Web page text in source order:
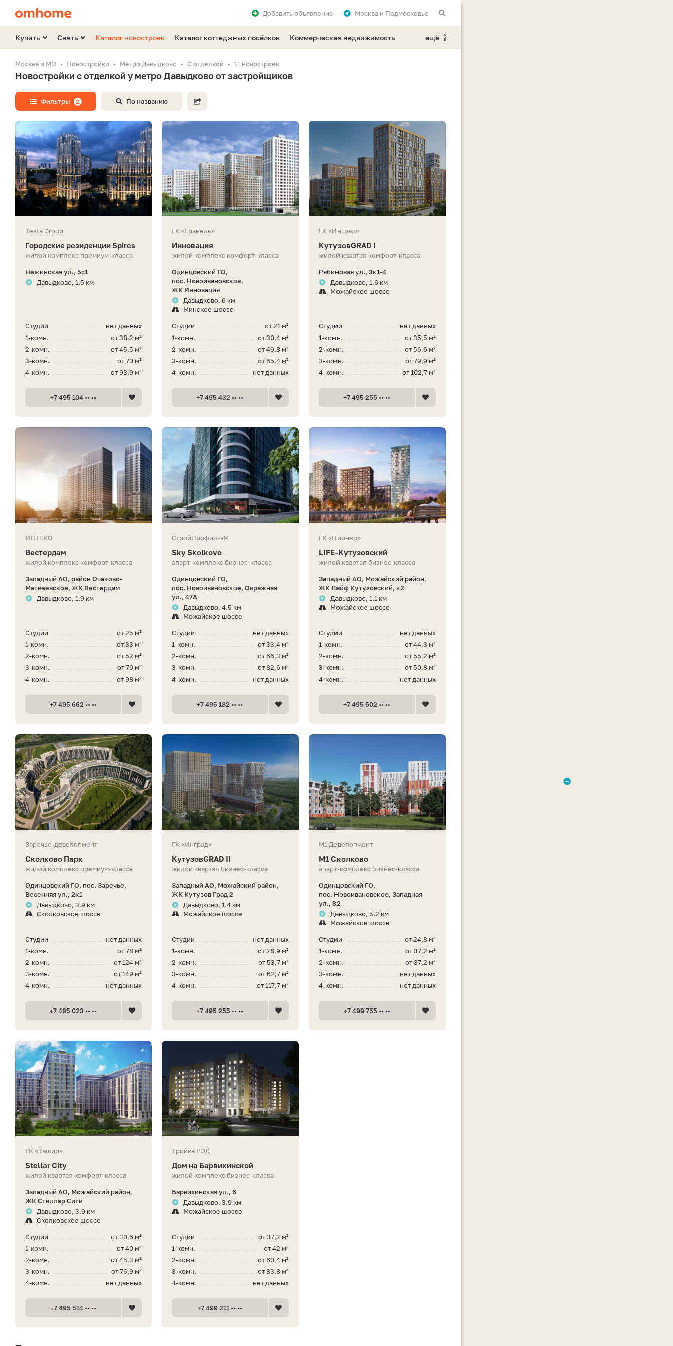
Москва и Подмосковье
Добавитьобъявление
Купить Снять Каталог новостроек Каталог коттеджных посёлков Коммерческая недвижимость ещё
Москва и МО Новостройки Метро Давыдково С отделкой 11 новостроек
Новостройки с отделкой у метро Давыдково от застройщиков
Фильтры 2 По названию
Tekta Group
Городские резиденции Spires
жилой комплекс премиум-класса
Нежинская ул., 5с1
Давыдково, 1.5 км
нет данных
Студии
от 38,2 м²
1-комн.
от 45,5 м²
2-комн.
от 70 м²
3-комн.
от 93,9 м²
4-комн.
+7 495 104 •• ••
ГК «Гранель»
Инновация
жилой комплекс комфорт-класса
Одинцовский ГО,
пос. Новоивановское,
ЖК Инновация
Давыдково, 6 км
Минское шоссе
от 21 м²
Студии
от 30,4 м²
1-комн.
от 49,8 м²
2-комн.
от 65,4 м²
3-комн.
нет данных
4-комн.
+7 495 432 •• ••
ГК «Инград»
КутузовGRAD I
жилой квартал комфорт-класса
Рябиновая ул., 3к1-4
Давыдково, 1.6 км
Можайское шоссе
нет данных
Студии
от 35,5 м²
1-комн.
от 56,6 м²
2-комн.
от 79,9 м²
3-комн.
от 102,7 м²
4-комн.
+7 495 255 •• ••
ИНТЕКО
Вестердам
жилой комплекс комфорт-класса
Западный АО, район Очаково-
Матвеевское, ЖК Вестердам
Давыдково, 1.9 км
от 25 м²
Студии
от 33 м²
1-комн.
от 52 м²
2-комн.
от 79 м²
3-комн.
от 98 м²
4-комн.
+7 495 662 •• ••
СтройПрофиль-М
Sky Skolkovo
апарт-комплекс бизнес-класса
Одинцовский ГО,
пос. Новоивановское, Овражная
ул., 47А
Давыдково, 4.5 км
Можайское шоссе
нет данных
Студии
от 33,4 м²
1-комн.
от 66,3 м²
2-комн.
от 82,6 м²
3-комн.
нет данных
4-комн.
+7 495 182 •• ••
ГК «Пионер»
LIFE-Кутузовский
жилой квартал бизнес-класса
Западный АО, Можайский район,
ЖК Лайф Кутузовский, к2
Давыдково, 1.1 км
Можайское шоссе
нет данных
Студии
от 44,3 м²
1-комн.
от 55,2 м²
2-комн.
от 50,8 м²
3-комн.
нет данных
4-комн.
+7 495 502 •• ••
Заречье-девелопмент
Сколково Парк
жилой комплекс премиум-класса
Одинцовский ГО, пос. Заречье,
Весенняя ул., 2к1
Давыдково, 3.9 км
Сколковское шоссе
нет данных
Студии
от 78 м²
1-комн.
от 124 м²
2-комн.
от 149 м²
3-комн.
нет данных
4-комн.
+7 495 023 •• ••
ГК «Инград»
КутузовGRAD II
жилой квартал бизнес-класса
Западный АО, Можайский район,
ЖК Кутузов Град 2
Давыдково, 1.4 км
Можайское шоссе
нет данных
Студии
от 28,9 м²
1-комн.
от 53,7 м²
2-комн.
от 62,7 м²
3-комн.
от 117,7 м²
4-комн.
+7 495 255 •• ••
М1 Девелопмент
М1 Сколково
апарт-комплекс бизнес-класса
Одинцовский ГО,
пос. Новоивановское, Западная
ул., 82
Давыдково, 5.2 км
Можайское шоссе
от 24,8 м²
Студии
от 37,2 м²
1-комн.
от 37,2 м²
2-комн.
нет данных
3-комн.
нет данных
4-комн.
+7 499 755 •• ••
ГК «Ташир»
Stellar City
жилой квартал комфорт-класса
Западный АО, Можайский район,
ЖК Стеллар Сити
Давыдково, 3.9 км
Сколковское шоссе
от 30,6 м²
Студии
от 40 м²
1-комн.
от 45,3 м²
2-комн.
от 76,9 м²
3-комн.
нет данных
4-комн.
+7 495 514 •• ••
Тройка РЭД
Дом на Барвихинской
жилой комплекс бизнес-класса
Барвихинская ул., 6
Давыдково, 3.9 км
Можайское шоссе
от 37,2 м²
Студии
от 42 м²
1-комн.
от 60,4 м²
2-комн.
от 83,8 м²
3-комн.
нет данных
4-комн.
+7 499 211 •• ••